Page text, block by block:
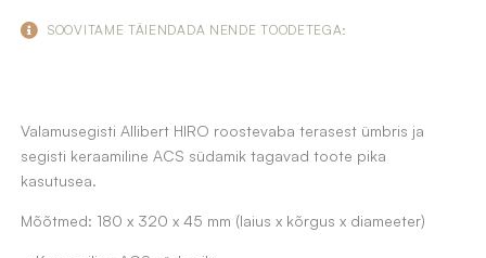
SOOVITAME TÄIENDADA NENDE TOODETEGA:
Valamusegisti Allibert HIRO roostevaba terasest ümbris ja
segisti keraamiline ACS südamik tagavad toote pika
kasutusea.
Mõõtmed: 180 x 320 x 45 mm (laius x kõrgus x diameeter)